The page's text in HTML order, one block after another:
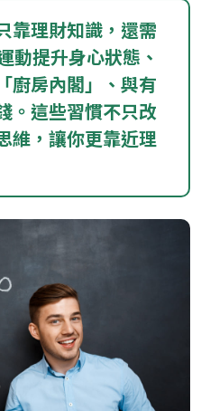
的 你靠理財知識，還需
動提升身心狀態、
廚房內閣」、與有
。這些習慣不只改
維，讓你更靠近理